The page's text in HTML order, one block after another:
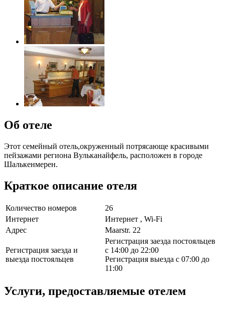
Об отеле
Этот семейный отель,окруженный потрясающе красивыми
пейзажами региона Вульканайфель, расположен в городе
Шалькенмерен.
Краткое описание отеля
Количество номеров
26
Интернет
Интернет , Wi-Fi
Адрес
Maarstr. 22
Регистрация заезда и
выезда постояльцев
Регистрация заезда постояльцев
с 14:00 до 22:00
Регистрация выезда с 07:00 до
11:00
Услуги, предоставляемые отелем